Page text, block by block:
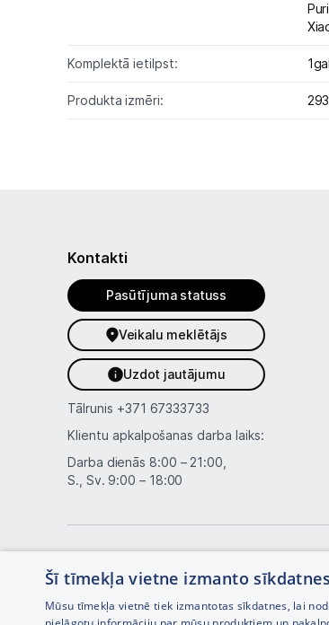
Komplektā ietilpst:
Produkta izmēri:
Kontakti
Pasūtījuma statuss
Veikalu meklētājs
Uzdot jautājumu
Tālrunis +371 67333733
Klientu apkalpošanas darba laiks:
Darba dienās 8:00 – 21:00,
S., Sv. 9:00 – 18:00
Šī tīmekļa vietne izmanto sīkdatnes
Mūsu tīmekļa vietnē tiek izmantotas sīkdatnes, lai